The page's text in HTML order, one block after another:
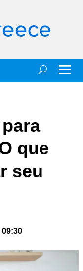
que
seu
09:30